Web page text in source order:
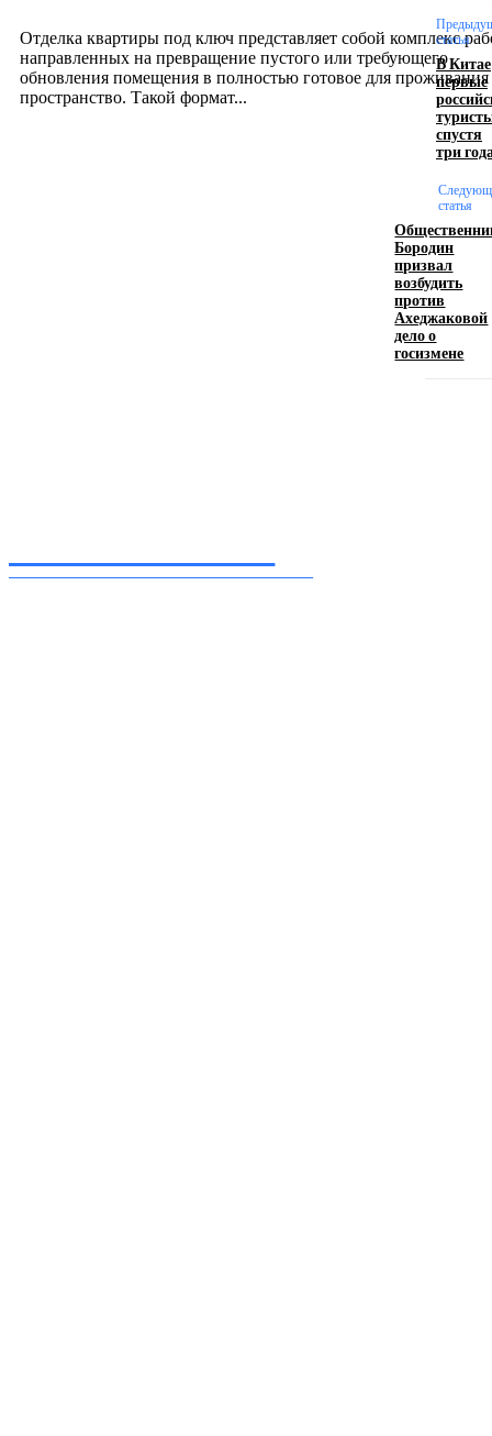
Отделка квартиры под ключ представляет собой комплекс
направленных на превращение пустого или требующего
обновления помещения в полностью готовое для проживания
пространство. Такой формат...
логотипом: эффективный инструмент бренда
Девушка в бокале: легендарный номер бурлеска
статья
В Китае
первые
спустя
три
статья
Бородин
призвал
возбудить
против
Ахеджаковой
дело о
госизмене